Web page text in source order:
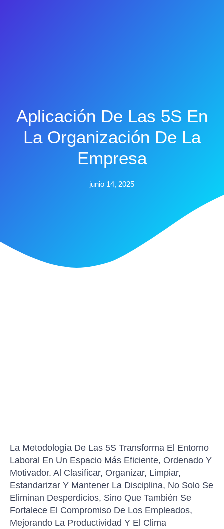
Aplicación De Las 5S En
La Organización De La
Empresa
junio 14, 2025
La Metodología De Las 5S Transforma El Entorno
Laboral En Un Espacio Más Eficiente, Ordenado Y
Motivador. Al Clasificar, Organizar, Limpiar,
Estandarizar Y Mantener La Disciplina, No Solo Se
Eliminan Desperdicios, Sino Que También Se
Fortalece El Compromiso De Los Empleados,
Mejorando La Productividad Y El Clima